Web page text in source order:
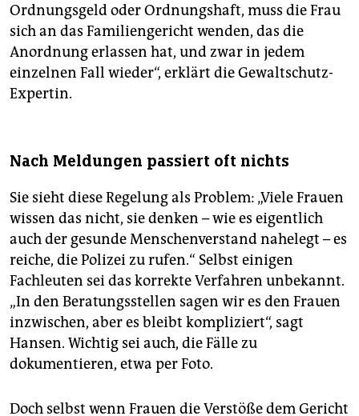
Ordnungsgeld oder Ordnungshaft, muss die Frau
sich an das Familiengericht wenden, das die
Anordnung erlassen hat, und zwar in jedem
einzelnen Fall wieder“, erklärt die Gewaltschutz-
Expertin.
Nach Meldungen passiert oft nichts
Sie sieht diese Regelung als Problem: „Viele Frauen
wissen das nicht, sie denken – wie es eigentlich
auch der gesunde Menschenverstand nahelegt – es
reiche, die Polizei zu rufen.“ Selbst einigen
Fachleuten sei das korrekte Verfahren unbekannt.
„In den Beratungsstellen sagen wir es den Frauen
inzwischen, aber es bleibt kompliziert“, sagt
Hansen. Wichtig sei auch, die Fälle zu
dokumentieren, etwa per Foto.
Doch selbst wenn Frauen die Verstöße dem Gericht